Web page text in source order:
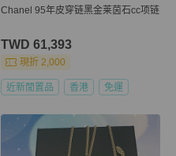
Chanel 95年皮穿链黑金莱茵石cc项链
TWD 61,393
現折 2,000
近新閒置品 香港 免運